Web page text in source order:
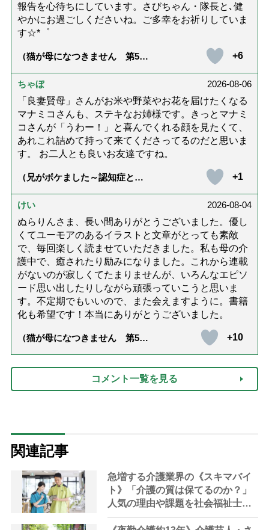
報告を心待ちにしています。さびちゃん・隊長と､健
やかにお過ごしくださいね。ご多幸をお祈りしていま
す☆*゜
（猫が母になつきません 第500
+6
ちゃぼ
2026-08-06
「良妻賢母」さんがお米や野菜やお花を届けたくなる
マナミコさんも、ステキなお姉様です。きっとマナミ
コさんが「うわー！」と喜んでくれる顔を見たくて、
あれこれ詰めて持って来てくださってるのだと思いま
す。 お二人とも良いお友達ですね。
（兄がボケました～認知症と介
達』が届きました」）
+1
けい
2026-08-04
ぬらりんさま、長い間ありがとうございました。優し
くてユーモアのあるイラストと文章がとっても素敵
で、毎回楽しく読ませていただきました。私も母の介
護中で、癒されたり励みになりました。これから連載
がないのが寂しくてたまりませんが、いろんなエピソ
ード思い出したりしながら頑張っていこうと思いま
す。不定期でもいいので、また会えますように。書籍
化も希望です！本当にありがとうございました。
（猫が母になつきません 第500
+10
コメント一覧を見る
関連記事
急増する介護業界の《スキマバイ
ト》「介護の質は保てるのか？」
人気の理由や課題を社会福祉士が
解説